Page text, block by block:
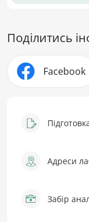
Поділитись
Facebook
Адреси
Забір